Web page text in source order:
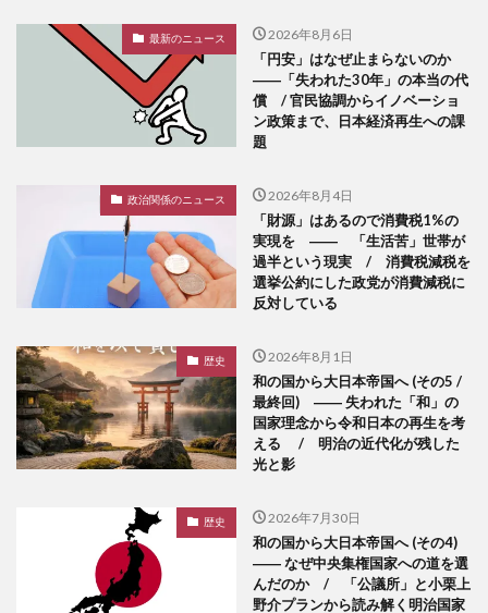
最新のニュース 2026年8月6日
「円安」はなぜ止まらないのか
――「失われた30年」の本当の代
償 / 官民協調からイノベーショ
ン政策まで、日本経済再生への課
題
政治関係のニュース 2026年8月4日
「財源」はあるので消費税1%の
実現を ―― 「生活苦」世帯が
過半という現実 / 消費税減税を
選挙公約にした政党が消費減税に
反対している
歴史 2026年8月1日
和の国から大日本帝国へ (その5 /
最終回) ―― 失われた「和」の
国家理念から令和日本の再生を考
える / 明治の近代化が残した
光と影
歴史 2026年7月30日
和の国から大日本帝国へ (その4)
―― なぜ中央集権国家への道を選
んだのか / 「公議所」と小栗上
野介プランから読み解く明治国家